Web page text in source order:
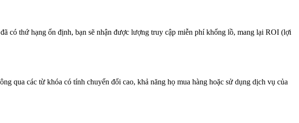
có thứ hạng ổn định, bạn sẽ nhận được lượng truy cập miễn phí khổng lồ, mang lại ROI (lợi
qua các từ khóa có tính chuyển đổi cao, khả năng họ mua hàng hoặc sử dụng dịch vụ của